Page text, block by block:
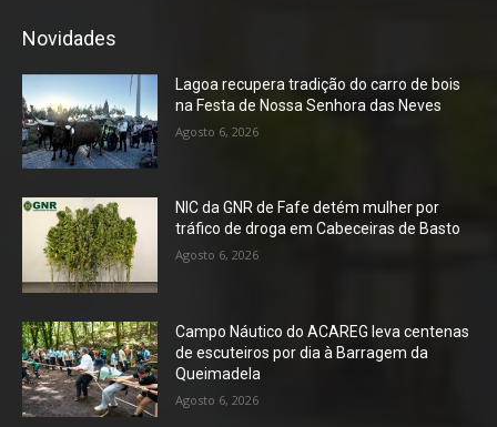
Novidades
Lagoa recupera tradição do carro de bois
na Festa de Nossa Senhora das Neves
Agosto 6, 2026
NIC da GNR de Fafe detém mulher por
tráfico de droga em Cabeceiras de Basto
Agosto 6, 2026
Campo Náutico do ACAREG leva centenas
de escuteiros por dia à Barragem da
Queimadela
Agosto 6, 2026